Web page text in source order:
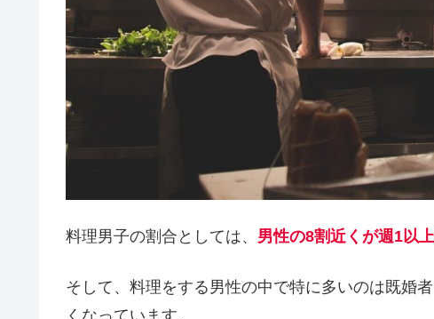
料理男子の割合としては、 男性の8割近くが週1以
そして、料理をする男性の中で特に多いのは既婚